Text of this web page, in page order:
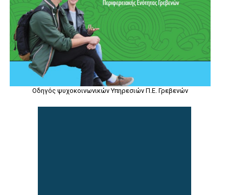
Οδηγός ψυχοκοινωνικών Υπηρεσιών Π.Ε. Γρεβενών